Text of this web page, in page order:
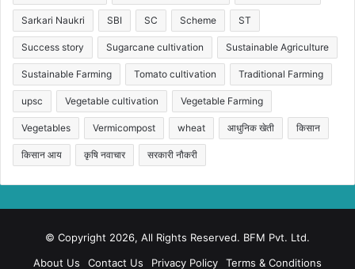
Sarkari Naukri SBI SC Scheme ST
Success story Sugarcane cultivation Sustainable Agriculture
Sustainable Farming Tomato cultivation Traditional Farming
upsc Vegetable cultivation Vegetable Farming
Vegetables Vermicompost wheat आधुनिक खेती किसान
किसान आय कृषि नवाचार सरकारी नौकरी
© Copyright 2026, All Rights Reserved. BFM Pvt. Ltd.
About Us
Contact Us Privacy Policy Terms & Conditions